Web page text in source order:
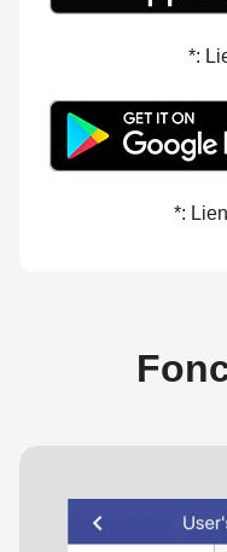
*:
*: